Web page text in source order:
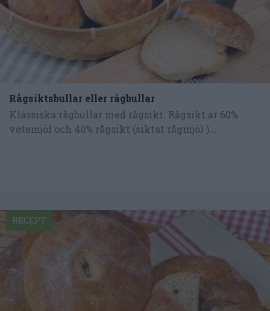
Rågsiktsbullar eller rågbullar
Klassiska rågbullar med rågsikt. Rågsikt är 60%
vetemjöl och 40% rågsikt (siktat rågmjöl )...
RECEPT